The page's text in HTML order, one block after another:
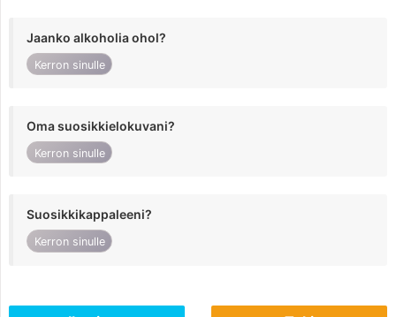
Jaanko alkoholia ohol?
Kerron sinulle
Oma suosikkielokuvani?
Kerron sinulle
Suosikkikappaleeni?
Kerron sinulle